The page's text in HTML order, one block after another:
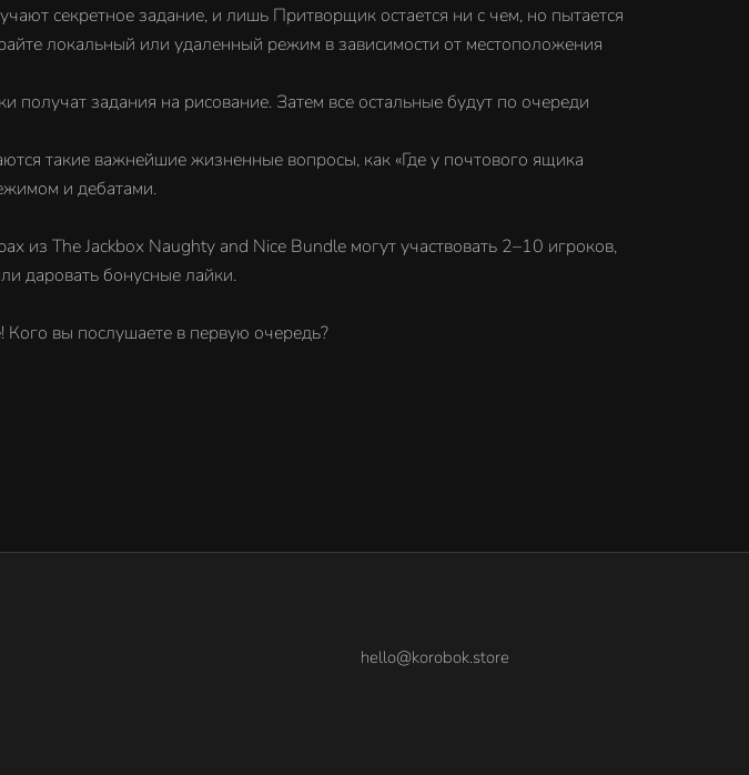
секретное задание, и лишь Притворщик остается ни с чем, но пытается
локальный или удаленный режим в зависимости от местоположения
задания на рисование. Затем все остальные будут по очереди
такие важнейшие жизненные вопросы, как «Где у почтового ящика
и дебатами.
из The Jackbox Naughty and Nice Bundle могут участвовать 2–10 игроков,
даровать бонусные лайки.
Кого вы послушаете в первую очередь?
hello@korobok.store